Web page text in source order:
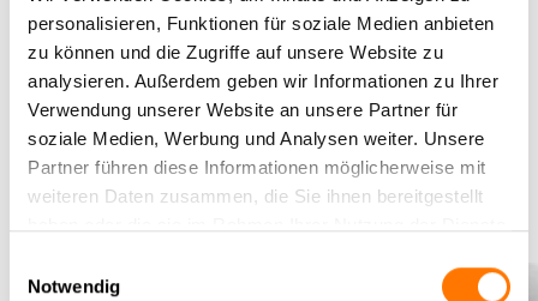
personalisieren, Funktionen für soziale Medien anbieten
zu können und die Zugriffe auf unsere Website zu
analysieren. Außerdem geben wir Informationen zu Ihrer
Verwendung unserer Website an unsere Partner für
soziale Medien, Werbung und Analysen weiter. Unsere
Partner führen diese Informationen möglicherweise mit
weiteren Daten zusammen, die Sie ihnen bereitgestellt
Notwendig
kalkulieren lässt. Wer eine Detektei beauftragt, sollte daher
unbedingt beachten, dass es bei jeder verdeckten Observation
bei einen kaum kalkulierbaren Teil der Kosten gibt, welcher
stets durch das Verhalten eines Dritten – nämlich der
Zielperson – bestimmt wird. Deren Verhalten ist jedoch
verlässlich nicht vorhersagbar.